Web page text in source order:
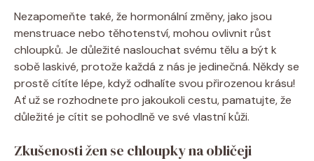
Nezapomeňte také, že hormonální změny, jako jsou
menstruace nebo těhotenství, mohou ovlivnit růst
chloupků. Je důležité naslouchat svému tělu a být k
sobě laskivé, protože každá z nás je jedinečná. Někdy se
prostě cítíte lépe, když odhalíte svou přirozenou krásu!
Ať už se rozhodnete pro jakoukoli cestu, pamatujte, že
důležité je cítit se pohodlně ve své vlastní kůži.
Zkušenosti žen se chloupky na obličeji